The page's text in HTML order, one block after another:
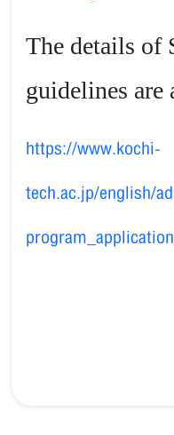
The details of
guidelines are
https://www.kochi-
tech.ac.jp/english/